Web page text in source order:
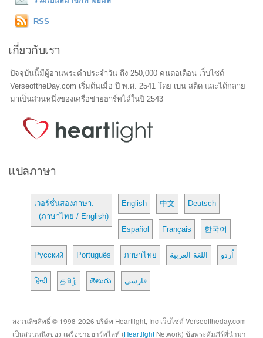
RSS
เกี่ยวกับเรา
ปัจจุบันนี้มีผู้อ่านพระคำประจำวัน ถึง 250,000 คนต่อเดือน เว็บไซต์
VerseoftheDay.com เริ่มต้นเมื่อ ปี พ.ศ. 2541 โดย เบน สตีด และได้กลาย
มาเป็นส่วนหนึ่งของเครือข่ายฮาร์ทไล์ในปี 2543
แปลภาษา
เวอร์ชั่นสองภาษา:
(ภาษาไทย / English)
English 中文 Deutsch
Español Français 한국어
Русский Português ภาษาไทย اللغة العربية اُردو
हिन्दी தமிழ் తెలుగు فارسی
สงวนลิขสิทธิ์ © 1998-2026 บริษัท Heartlight, Inc เว็บไซต์ Verseoftheday.com
เป็นส่วนหนึ่งของ เครือข่ายฮาร์ทไลท์ (Heartlight Network) ข้อพระคัมภีร์ที่นำมา